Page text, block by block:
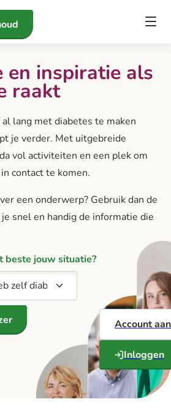
Account
Inloggen
en inspiratie als
raakt
lang met diabetes te maken
je verder. Met uitgebreide
vol activiteiten en een plek om
contact te komen.
een onderwerp? Gebruik dan de
snel en handig de informatie die
beste jouw situatie?